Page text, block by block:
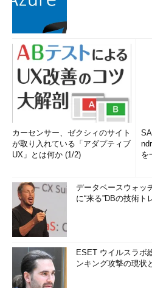
カーセンサー、ゼクシィのサイト
が取り入れている「アダプティブ
UX」とは何か (1/2)
を
データベースウォッ
に“来る”DBの技術ト
ESET ウイルスラボ
ンキング攻撃の現状